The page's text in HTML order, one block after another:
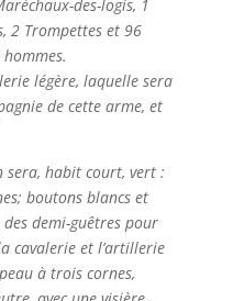
des-logis, 1
2 Trompettes et 96
légère, laquelle sera
de cette arme, et
sera, habit court, vert :
boutons blancs et
demi-guêtres pour
cavalerie et l’artillerie
à trois cornes,